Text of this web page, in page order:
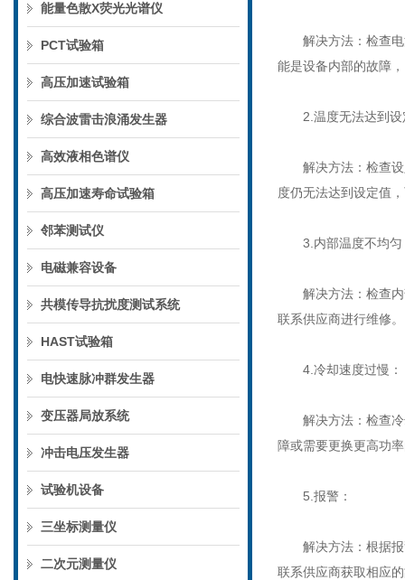
能量色散X荧光光谱仪
PCT试验箱
高压加速试验箱
综合波雷击浪涌发生器
高效液相色谱仪
高压加速寿命试验箱
邻苯测试仪
电磁兼容设备
共模传导抗扰度测试系统
HAST试验箱
电快速脉冲群发生器
变压器局放系统
冲击电压发生器
试验机设备
三坐标测量仪
二次元测量仪
解决方法：检查电
能是设备内部的故障
2.温度无法达到设
解决方法：检查设
度仍无法达到设定值
3.内部温度不均匀
解决方法：检查内
联系供应商进行维修。
4.冷却速度过慢：
解决方法：检查冷
障或需要更换更高功
5.报警：
解决方法：根据报
联系供应商获取相应